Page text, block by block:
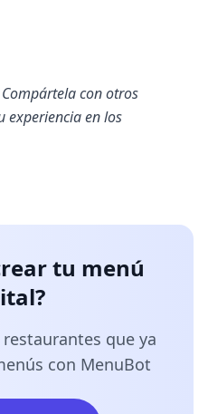
con otros
experiencia en los
tu menú
que ya
con MenuBot